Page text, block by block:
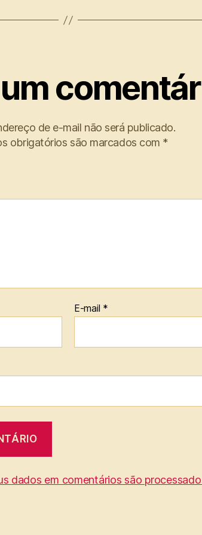
de e-mail não será publicado.
obrigatórios são marcados com *
E-mail *
dados em comentários são